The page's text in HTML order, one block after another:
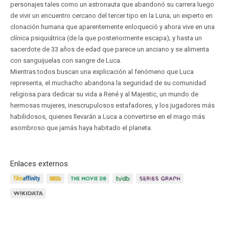
personajes tales como un astronauta que abandonó su carrera luego
de vivir un encuentro cercano del tercer tipo en la Luna; un experto en
clonación humana que aparentemente enloqueció y ahora vive en una
clínica psiquiátrica (de la que posteriormente escapa); y hasta un
sacerdote de 33 años de edad que parece un anciano y se alimenta
con sanguijuelas con sangre de Luca.
Mientras todos buscan una explicación al fenómeno que Luca
representa, el muchacho abandona la seguridad de su comunidad
religiosa para dedicar su vida a René y al Majestic, un mundo de
hermosas mujeres, inescrupulosos estafadores, y los jugadores más
habilidosos, quienes llevarán a Luca a convertirse en el mago más
asombroso que jamás haya habitado el planeta.
Enlaces externos